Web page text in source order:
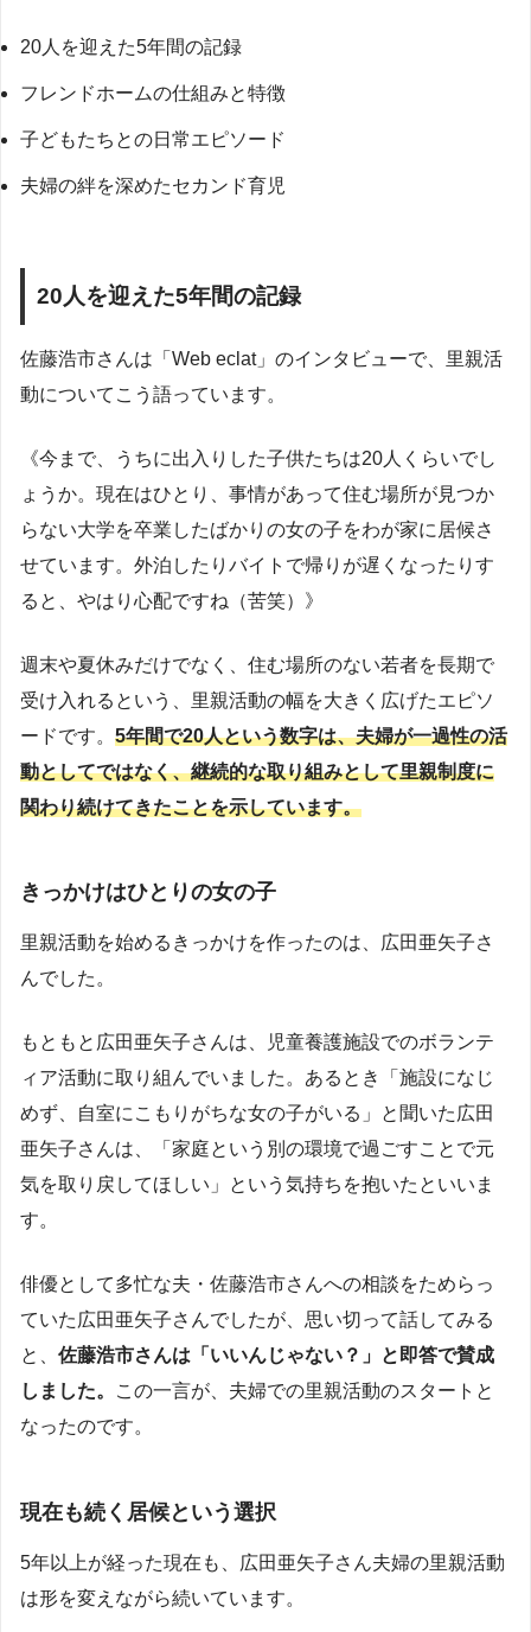
20人を迎えた5年間の記録
フレンドホームの仕組みと特徴
子どもたちとの日常エピソード
夫婦の絆を深めたセカンド育児
20人を迎えた5年間の記録
佐藤浩市さんは「Web eclat」のインタビューで、里親活
動についてこう語っています。
《今まで、うちに出入りした子供たちは20人くらいでし
ょうか。現在はひとり、事情があって住む場所が見つか
らない大学を卒業したばかりの女の子をわが家に居候さ
せています。外泊したりバイトで帰りが遅くなったりす
ると、やはり心配ですね（苦笑）》
週末や夏休みだけでなく、住む場所のない若者を長期で
受け入れるという、里親活動の幅を大きく広げたエピソ
ードです。 5年間で20人という数字は、夫婦が一過性の活
動としてではなく、継続的な取り組みとして里親制度に
関わり続けてきたことを示しています。
きっかけはひとりの女の子
里親活動を始めるきっかけを作ったのは、広田亜矢子さ
んでした。
もともと広田亜矢子さんは、児童養護施設でのボランテ
ィア活動に取り組んでいました。あるとき「施設になじ
めず、自室にこもりがちな女の子がいる」と聞いた広田
亜矢子さんは、「家庭という別の環境で過ごすことで元
気を取り戻してほしい」という気持ちを抱いたといいま
す。
俳優として多忙な夫・佐藤浩市さんへの相談をためらっ
ていた広田亜矢子さんでしたが、思い切って話してみる
と、 佐藤浩市さんは「いいんじゃない？」と即答で賛成
しました。
この一言が、夫婦での里親活動のスタートと
なったのです。
現在も続く居候という選択
5年以上が経った現在も、広田亜矢子さん夫婦の里親活動
は形を変えながら続いています。